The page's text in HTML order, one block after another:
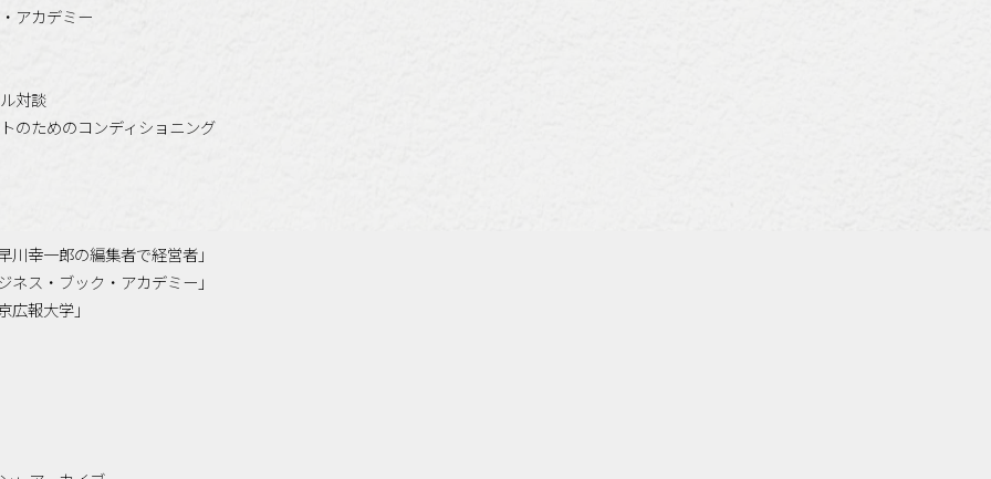
アカデミー
対談
のためのコンディショニング
幸一郎の編集者で経営者」
ス・ブック・アカデミー」
報大学」